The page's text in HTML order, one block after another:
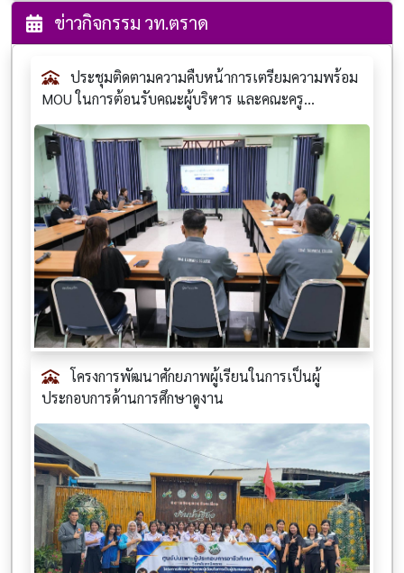
ข่าวกิจกรรม วท.ตราด
ประชุมติดตามความคืบหน้าการเตรียมความพร้อม
MOU ในการต้อนรับคณะผู้บริหาร และคณะครู...
โครงการพัฒนาศักยภาพผู้เรียนในการเป็นผู้
ประกอบการด้านการศึกษาดูงาน